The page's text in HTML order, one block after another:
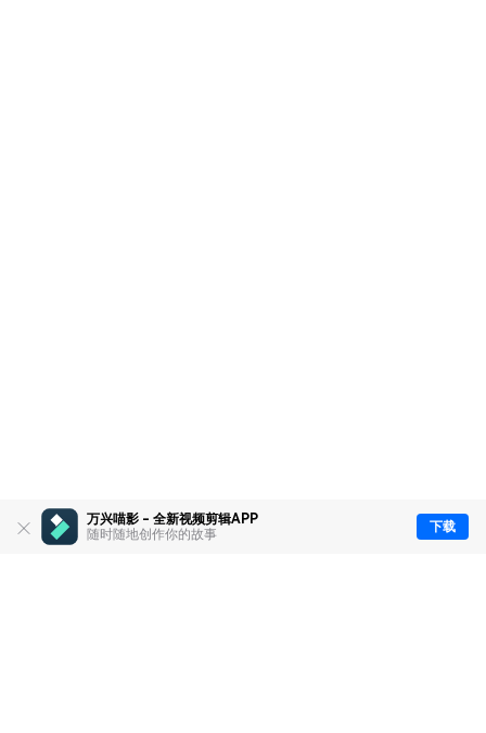
万兴喵影 - 全新视频剪辑APP
随时随地创作你的故事
下载